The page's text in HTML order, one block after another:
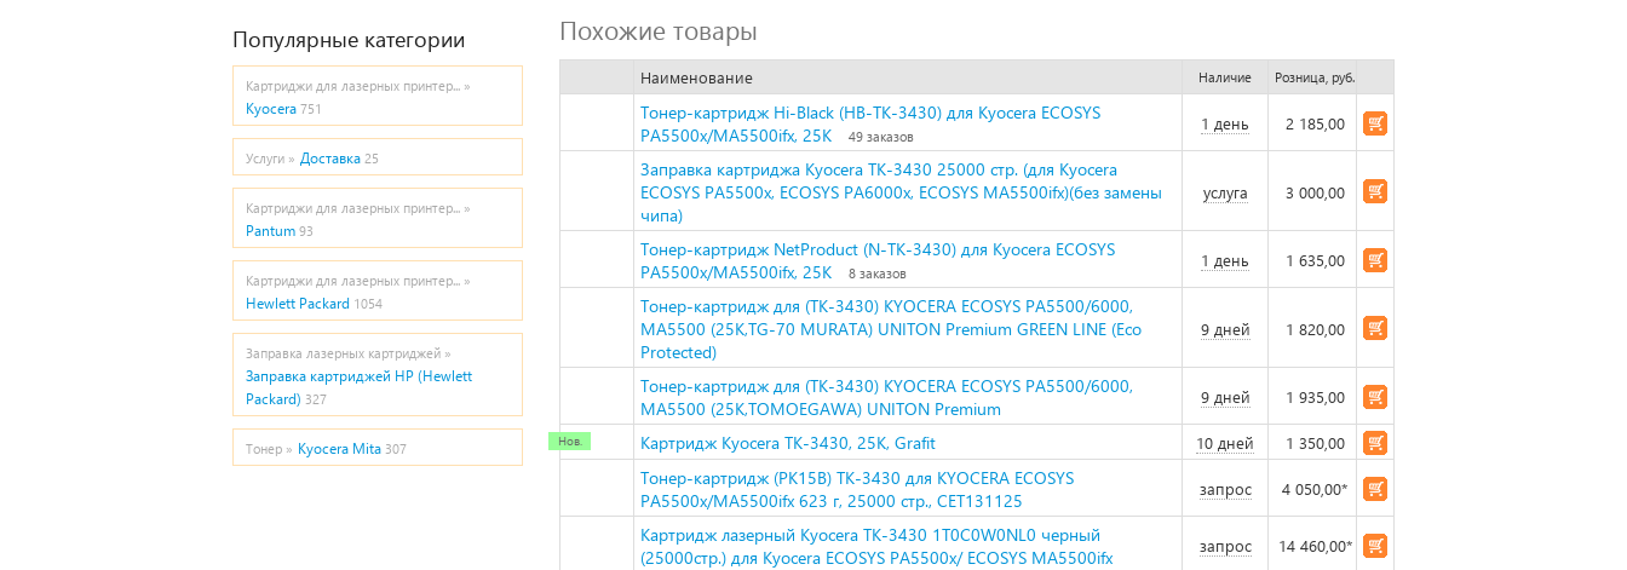
Популярные категории
Картриджи для лазерных принтер... »
Kyocera 751
Услуги » Доставка 25
Картриджи для лазерных принтер... »
Pantum 93
Картриджи для лазерных принтер... »
Hewlett Packard 1054
Заправка лазерных картриджей »
Заправка картриджей HP (Hewlett
Packard) 327
Тонер » Kyocera Mita 307
Похожие товары
Наименование Наличие Розница, руб.
Тонер-картридж Hi-Black (HB-TK-3430) для Kyocera ECOSYS
PA5500x/MA5500ifx, 25K
49 заказов
1 день 2 185,00
Заправка картриджа Kyocera TK-3430 25000 стр. (для Kyocera
ECOSYS PA5500x, ECOSYS PA6000x, ECOSYS MA5500ifx)(без замены
чипа)
услуга 3 000,00
Тонер-картридж NetProduct (N-TK-3430) для Kyocera ECOSYS
PA5500x/MA5500ifx, 25K
8 заказов
1 день 1 635,00
Тонер-картридж для (TK-3430) KYOCERA ECOSYS PA5500/6000,
MA5500 (25K,TG-70 MURATA) UNITON Premium GREEN LINE (Eco
Protected)
9 дней 1 820,00
Тонер-картридж для (TK-3430) KYOCERA ECOSYS PA5500/6000,
MA5500 (25K,TOMOEGAWA) UNITON Premium
9 дней 1 935,00
Картридж Kyocera TK-3430, 25K, Grafit 10 дней 1 350,00
Тонер-картридж (PK15B) TK-3430 для KYOCERA ECOSYS
PA5500x/MA5500ifx 623 г, 25000 стр., CET131125
запрос 4 050,00*
Картридж лазерный Kyocera TK-3430 1T0C0W0NL0 черный
(25000стр.) для Kyocera ECOSYS PA5500x/ ECOSYS MA5500ifx
запрос 14 460,00*